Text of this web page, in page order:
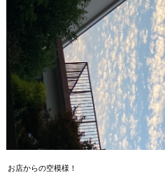
お店からの空模様！